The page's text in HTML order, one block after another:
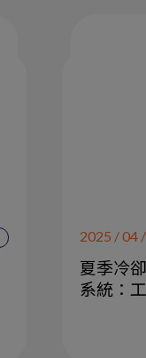
2025 / 04
夏季冷
系統：